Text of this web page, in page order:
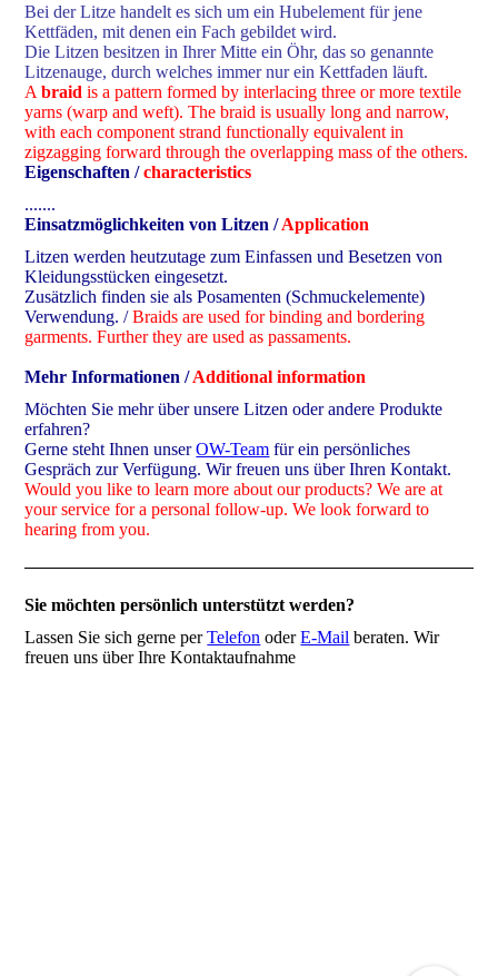
Bei der Litze handelt es sich um ein Hubelement für jene
Kettfäden, mit denen ein Fach gebildet wird.
Die Litzen besitzen in Ihrer Mitte ein Öhr, das so genannte
Litzenauge, durch welches immer nur ein Kettfaden läuft.
Abraid is a pattern formed by interlacing three or more textile
yarns (warp and weft). The braid is usually long and narrow,
with each component strand functionally equivalent in
zigzagging forward through the overlapping mass of the others.
Eigenschaften /characteristics
.......
Einsatzmöglichkeiten von Litzen /Application
Litzen werden heutzutage zum Einfassen und Besetzen von
Kleidungsstücken eingesetzt.
Zusätzlich finden sie als Posamenten (Schmuckelemente)
Verwendung. /Braids are used for binding and bordering
garments. Further they are used as passaments.
Mehr Informationen /Additional information
Möchten Sie mehr über unsere Litzen oder andere Produkte
erfahren?
Gerne steht Ihnen unserOW-Team für ein persönliches
Gespräch zur Verfügung. Wir freuen uns über Ihren Kontakt.
Would you like to learn more about our products? We are at
your service for a personal follow-up. We look forward to
hearing from you.
Sie möchten persönlich unterstützt werden?
Lassen Sie sich gerne perTelefon oderE-Mail beraten. Wir
freuen uns über Ihre Kontaktaufnahme